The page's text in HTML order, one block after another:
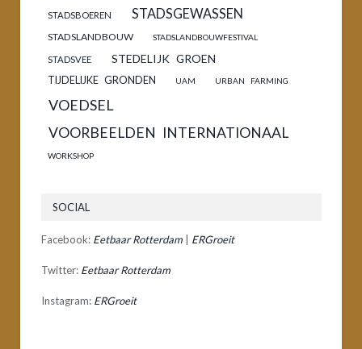
STADSBOEREN STADSGEWASSEN
STADSLANDBOUW STADSLANDBOUWFESTIVAL
STADSVEE STEDELIJK GROEN
TIJDELIJKE GRONDEN UAM URBAN FARMING
VOEDSEL
VOORBEELDEN INTERNATIONAAL
WORKSHOP
SOCIAL
Facebook: Eetbaar Rotterdam ERGroeit
Twitter: Eetbaar Rotterdam
Instagram: ERGroeit